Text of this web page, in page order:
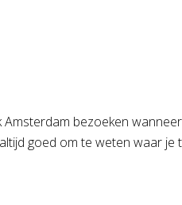
bezoeken
goed om te weten waar